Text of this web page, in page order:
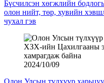
Бүсчилсэн хөгжлийн
олон нийт, төр, хувийн
чухал гэв
2024/10/09
Олон Улсын түлхүүр